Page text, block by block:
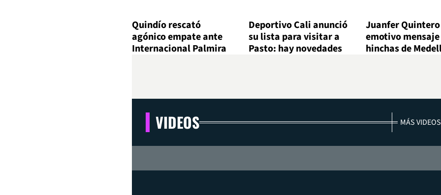
Quindío rescató
agónico empate ante
Internacional Palmira
Deportivo Cali anunció
su lista para visitar a
Pasto: hay novedades
Juanfer
emotivo
hinchas de
VIDEOS MÁS VIDEOS